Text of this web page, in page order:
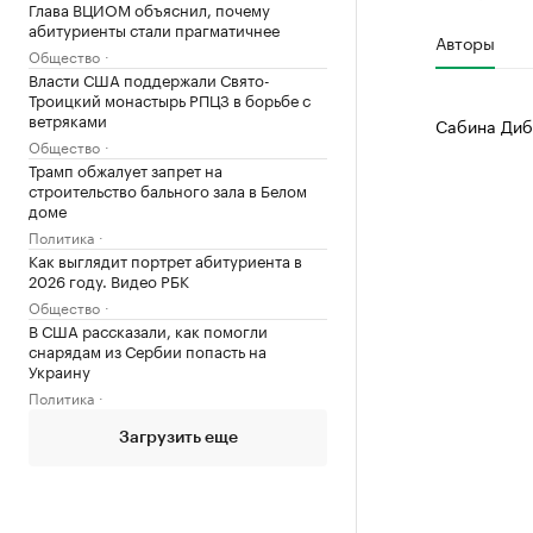
Глава ВЦИОМ объяснил, почему
абитуриенты стали прагматичнее
Общество
Власти США поддержали Свято-
Троицкий монастырь РПЦЗ в борьбе с
ветряками
Общество
Трамп обжалует запрет на
строительство бального зала в Белом
доме
Политика
Как выглядит портрет абитуриента в
2026 году. Видео РБК
Общество
В США рассказали, как помогли
снарядам из Сербии попасть на
Украину
Политика
Загрузить еще
Авторы
Сабина